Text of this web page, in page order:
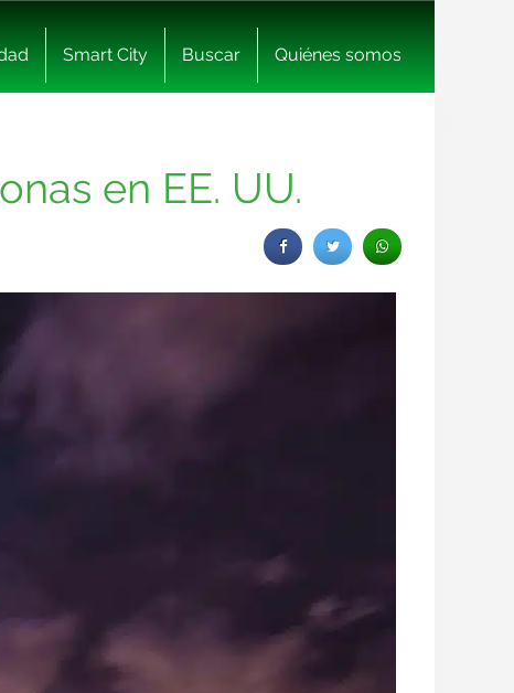
Smart City Buscar Quiénes somos
en EE. UU.